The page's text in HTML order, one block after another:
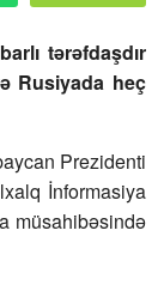
tərəfdaşdır
Rusiyada heç
Prezidenti
İnformasiya
müsahibəsində